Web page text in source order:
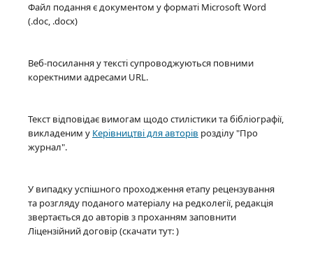
Файл подання є документом у форматі Microsoft Word
(.doc, .docx)
Веб-посилання у тексті супроводжуються повними
коректними адресами URL.
Текст відповідає вимогам щодо стилістики та бібліографії,
викладеним у Керівництві для авторів розділу "Про
журнал".
У випадку успішного проходження етапу рецензування
та розгляду поданого матеріалу на редколегії, редакція
звертається до авторів з проханням заповнити
Ліцензійний договір (скачати тут: )